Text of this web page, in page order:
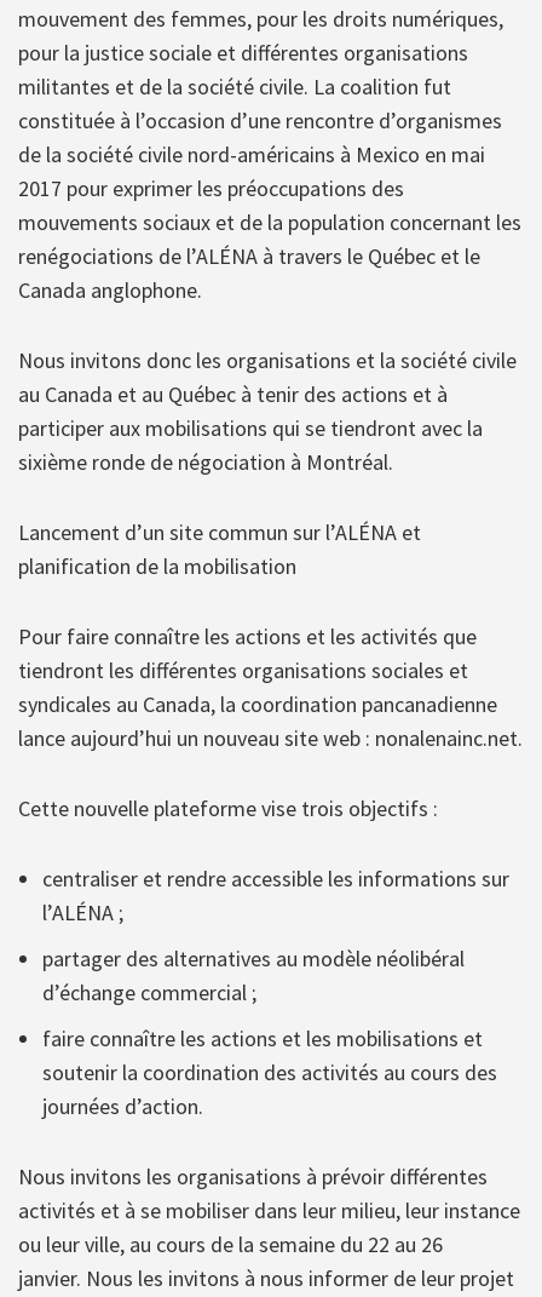
mouvement des femmes, pour les droits numériques,
pour la justice sociale et différentes organisations
militantes et de la société civile. La coalition fut
constituée à l’occasion d’une rencontre d’organismes
de la société civile nord-américains à Mexico en mai
2017 pour exprimer les préoccupations des
mouvements sociaux et de la population concernant les
renégociations de l’ALÉNA à travers le Québec et le
Canada anglophone.
Nous invitons donc les organisations et la société civile
au Canada et au Québec à tenir des actions et à
participer aux mobilisations qui se tiendront avec la
sixième ronde de négociation à Montréal.
Lancement d’un site commun sur l’ALÉNA et
planification de la mobilisation
Pour faire connaître les actions et les activités que
tiendront les différentes organisations sociales et
syndicales au Canada, la coordination pancanadienne
lance aujourd’hui un nouveau site web : nonalenainc.net.
Cette nouvelle plateforme vise trois objectifs :
centraliser et rendre accessible les informations sur
l’ALÉNA ;
partager des alternatives au modèle néolibéral
d’échange commercial ;
faire connaître les actions et les mobilisations et
soutenir la coordination des activités au cours des
journées d’action.
Nous invitons les organisations à prévoir différentes
activités et à se mobiliser dans leur milieu, leur instance
ou leur ville, au cours de la semaine du 22 au 26
janvier. Nous les invitons à nous informer de leur projet